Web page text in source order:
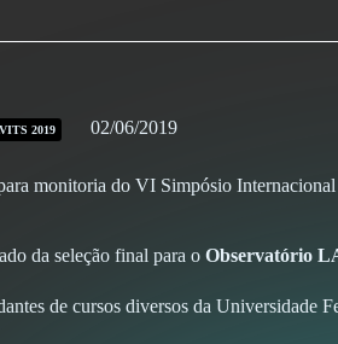
2019 02/06/2019
monitoria do VI Simpósio
da seleção final para o Observatório
de cursos diversos da